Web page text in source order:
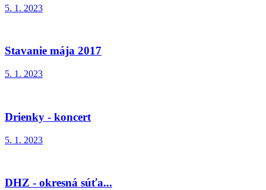
5. 1. 2023
Stavanie mája 2017
5. 1. 2023
Drienky - koncert
5. 1. 2023
DHZ - okresná súťa...